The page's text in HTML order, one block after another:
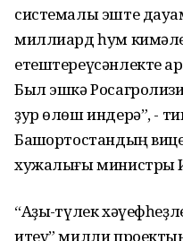
системалы эште
миллиард һум
етештереүсәнлекте
Был эшкә
ҙур өлөш индерә”, -
Башҡортостандың
хужалығы министры
“Аҙыҡ-түлек
итеү” милли